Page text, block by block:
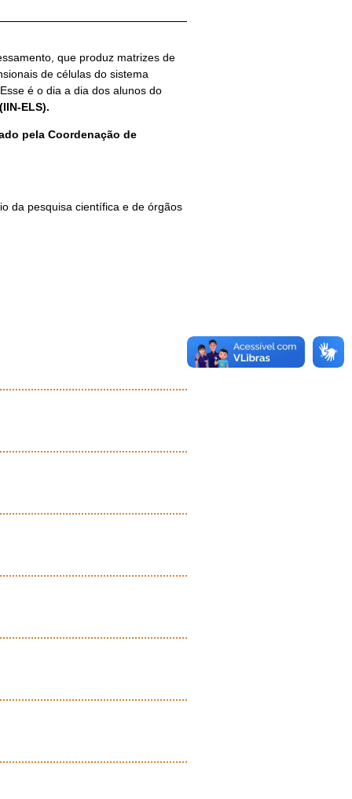
que produz matrizes de
de células do sistema
é o dia a dia dos alunos do
ELS).
pela Coordenação de
da pesquisa científica e de órgãos